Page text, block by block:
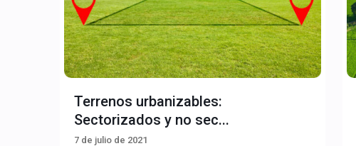
Terrenos urbanizables:
Sectorizados y no sec...
7 de julio de 2021